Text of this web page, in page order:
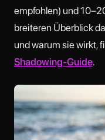
empfohlen) und
breiteren Überblick
und warum sie wirkt,
Shadowing-Guide.